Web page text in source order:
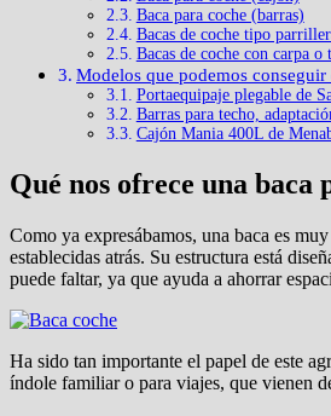
Baca para coche (barras)
Bacas de coche tipo
Bacas de coche con carpa o
Modelos que podemos conseguir
Portaequipaje plegable de
Barras para techo,
Cajón Mania 400L de
Qué nos ofrece una baca
Como ya expresábamos, una baca es
establecidas atrás. Su estructura está
puede faltar, ya que ayuda a ahorrar
Ha sido tan importante el papel de este
índole familiar o para viajes, que vienen